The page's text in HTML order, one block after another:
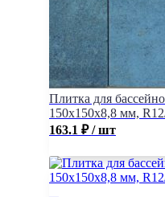
Плитка для
150х150х8,8 мм,
163.1 ₽ / шт